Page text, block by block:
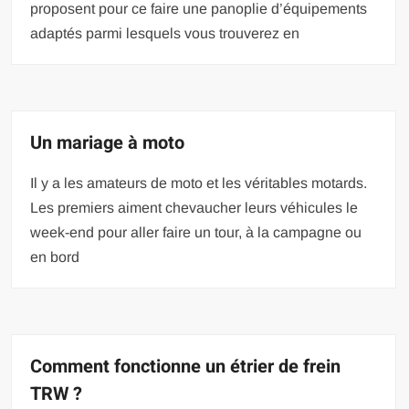
proposent pour ce faire une panoplie d’équipements
adaptés parmi lesquels vous trouverez en
Un mariage à moto
Il y a les amateurs de moto et les véritables motards.
Les premiers aiment chevaucher leurs véhicules le
week-end pour aller faire un tour, à la campagne ou
en bord
Comment fonctionne un étrier de frein
TRW ?